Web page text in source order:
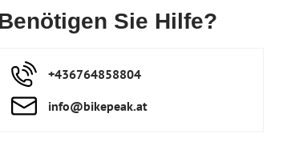
Sie Hilfe?
+436764858804
info​@bikepeak​.at